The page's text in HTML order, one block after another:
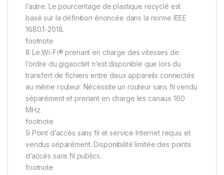
l’autre. Le pourcentage de plastique recyclé est
basé sur la définition énoncée dans la norme IEEE
1680.1-2018.
footnote
8 Le Wi-Fi® prenant en charge des vitesses de
l’ordre du gigaoctet n’est disponible que lors du
transfert de fichiers entre deux appareils connectés
au même routeur. Nécessite un routeur sans fil vendu
séparément et prenant en charge les canaux 160
MHz.
footnote
9 Point d’accès sans fil et service Internet requis et
vendus séparément. Disponibilité limitée des points
d’accès sans fil publics.
footnote